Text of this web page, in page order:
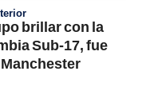
brillar con la
Sub-17, fue